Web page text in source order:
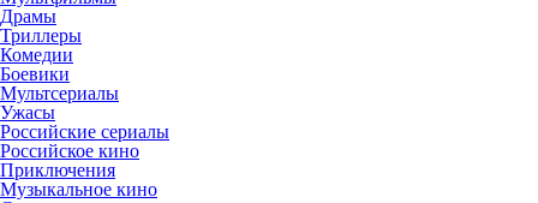
Драмы
Триллеры
Комедии
Боевики
Мультсериалы
Ужасы
Российские сериалы
Российское кино
Приключения
Музыкальное кино